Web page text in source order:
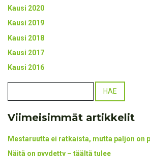
Kausi 2020
Kausi 2019
Kausi 2018
Kausi 2017
Kausi 2016
Viimeisimmät artikkelit
Mestaruutta ei ratkaista, mutta paljon on
Näitä on pyydetty – täältä tulee